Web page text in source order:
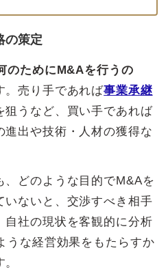
策定
のためにM&Aを行うの
。売り手であれば事業承継
狙うなど、買い手であれば
進出や技術・人材の獲得な
、どのような目的でM&Aを
いないと、交渉すべき相手
自社の現状を客観的に分析
うな経営効果をもたらすか